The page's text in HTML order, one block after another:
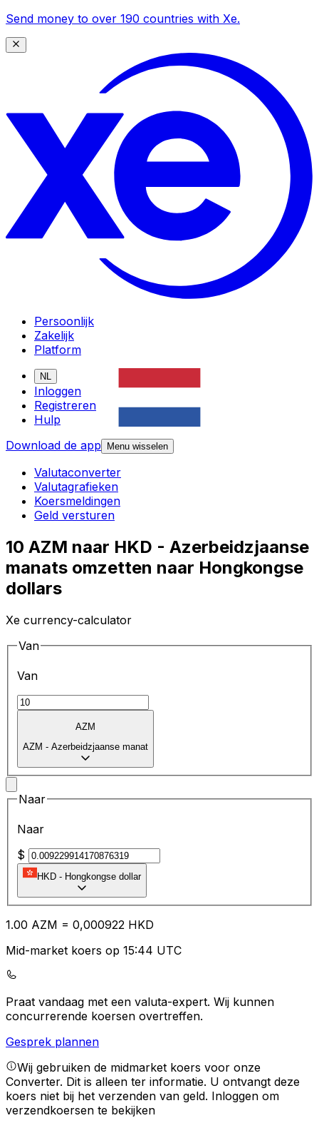
Send money to over 190 countries with Xe.
Persoonlijk
Zakelijk
Platform
NL
Inloggen
Registreren
Hulp
Download de app
Menu wisselen
Valutaconverter
Valutagrafieken
Koersmeldingen
Geld versturen
10 AZM naar HKD - Azerbeidzjaanse
manats omzetten naar Hongkongse
dollars
Xe currency-calculator
Van
Van
AZM
AZM - Azerbeidzjaanse manat
Naar
Naar
$
HKD - Hongkongse dollar
1.00 AZM = 0,000922 HKD
Mid-market koers op 15:44 UTC
Praat vandaag met een valuta-expert. Wij kunnen
concurrerende koersen overtreffen.
Gesprek plannen
Wij gebruiken de midmarket koers voor onze
Converter. Dit is alleen ter informatie. U ontvangt deze
koers niet bij het verzenden van geld. Inloggen om
verzendkoersen te bekijken